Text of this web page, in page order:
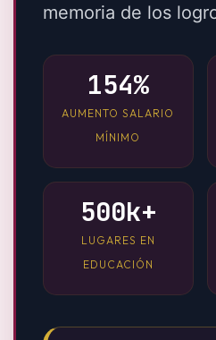
memoria de los
154%
AUMENTO SALARIO
MÍNIMO
500k+
LUGARES EN
EDUCACIÓN